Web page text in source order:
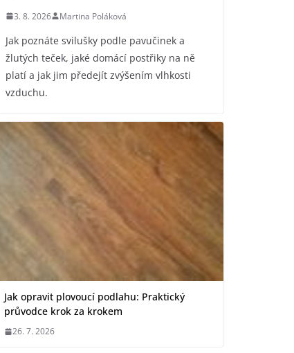
3. 8. 2026 Martina Poláková
Jak poznáte svilušky podle pavučinek a
žlutých teček, jaké domácí postřiky na ně
platí a jak jim předejít zvýšením vlhkosti
vzduchu.
Jak opravit plovoucí podlahu: Praktický
průvodce krok za krokem
26. 7. 2026